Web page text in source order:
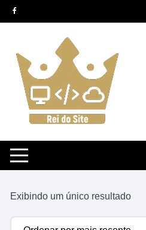
Pular
para
conteúdo
Exibindo um único resultado